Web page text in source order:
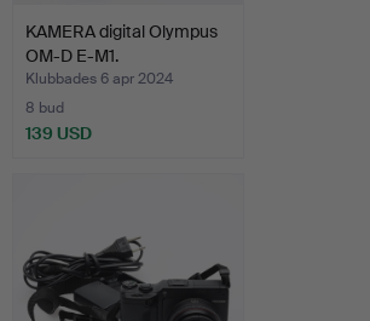
KAMERA digital Olympus
OM-D E-M1.
Klubbades 6 apr 2024
8 bud
139 USD